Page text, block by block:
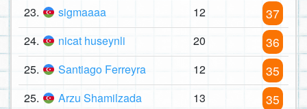
23. sigmaaaa 12 37
24. nicat huseynli 20 36
25. Santiago Ferreyra 12 35
25. Arzu Shamilzada 13 35